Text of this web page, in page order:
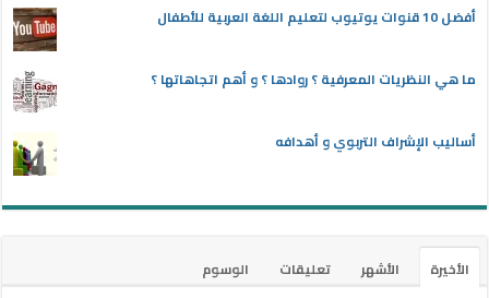
أفضل 10 قنوات يوتيوب لتعليم اللغة العربية للأطفال
ما هي النظريات المعرفية ؟ روادها ؟ و أهم اتجاهاتها ؟
أساليب الإشراف التربوي و أهدافه
الأخيرة الأشهر تعليقات
الوسوم